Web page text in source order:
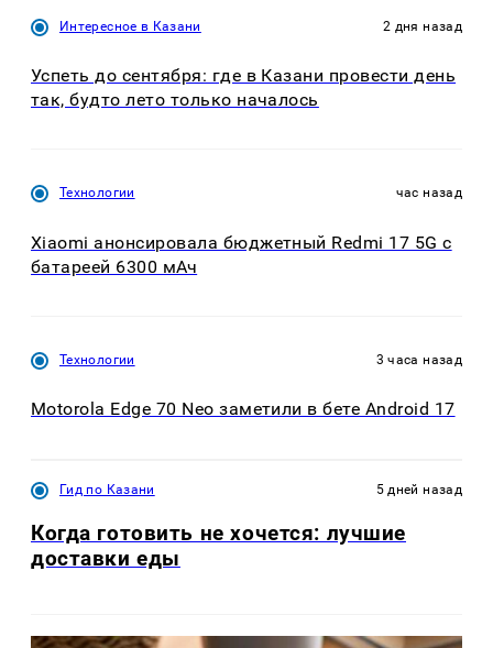
Интересное в Казани 2 дня назад
Успеть до сентября: где в Казани провести день
так, будто лето только началось
Технологии час назад
Xiaomi анонсировала бюджетный Redmi 17 5G с
батареей 6300 мАч
Технологии 3 часа назад
Motorola Edge 70 Neo заметили в бете Android 17
Гид по Казани 5 дней назад
Когда готовить не хочется: лучшие
доставки еды